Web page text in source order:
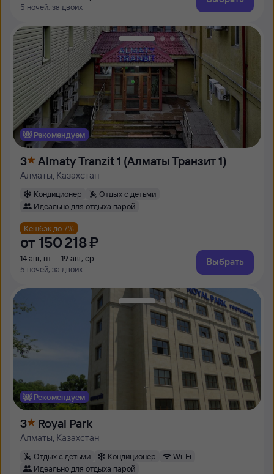
5 ночей, за двоих
Рекомендуем
3 Almaty Tranzit 1 (Алматы Транзит 1)
Алматы, Казахстан
Кондиционер
Отдых с детьми
Идеально для отдыха парой
Кешбэк до 7%
от 150 ⁠218 ⁠₽
14 авг, пт — 19 авг, ср
5 ночей, за двоих
Выбрать
Рекомендуем
3 Royal Park
Алматы, Казахстан
Отдых с детьми Кондиционер
Wi-Fi
Идеально для отдыха парой